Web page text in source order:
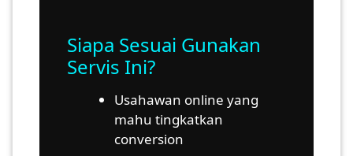
Siapa Sesuai Gunakan
Servis Ini?
Usahawan online yang
mahu tingkatkan
conversion